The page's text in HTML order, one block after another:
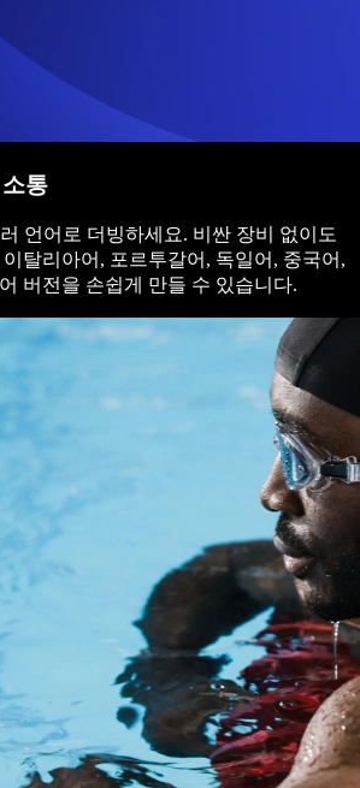
통
언어로 더빙하세요. 비싼 장비 없이도
탈리아어, 포르투갈어, 독일어, 중국어,
버전을 손쉽게 만들 수 있습니다.